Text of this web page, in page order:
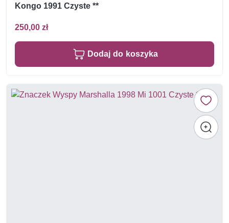
Kongo 1991 Czyste **
250,00 zł
Dodaj do koszyka